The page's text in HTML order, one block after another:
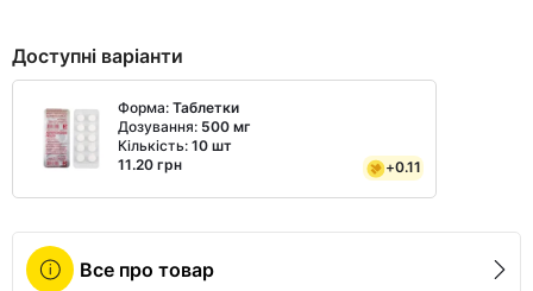
Доступні варіанти
Форма: Таблетки
Дозування: 500 мг
Кількість: 10 шт
11.20 грн
+0.11
Все про товар